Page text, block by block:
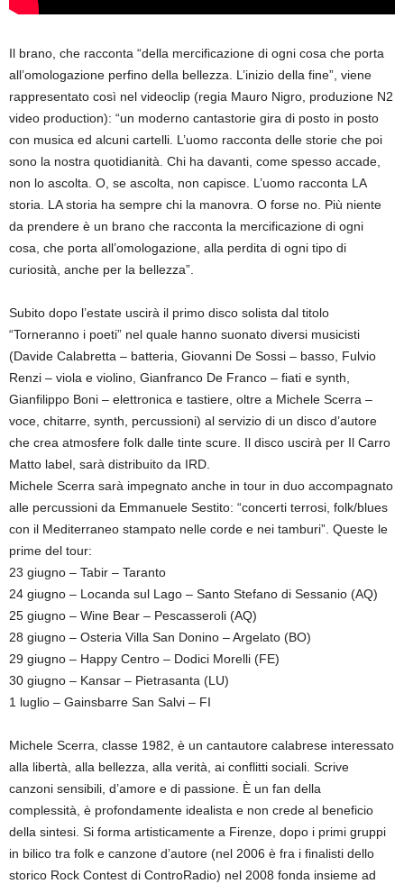
Il brano, che racconta “della mercificazione di ogni cosa che porta
all’omologazione perfino della bellezza. L’inizio della fine”, viene
rappresentato così nel videoclip (regia Mauro Nigro, produzione N2
video production): “un moderno cantastorie gira di posto in posto
con musica ed alcuni cartelli. L’uomo racconta delle storie che poi
sono la nostra quotidianità. Chi ha davanti, come spesso accade,
non lo ascolta. O, se ascolta, non capisce. L’uomo racconta LA
storia. LA storia ha sempre chi la manovra. O forse no. Più niente
da prendere è un brano che racconta la mercificazione di ogni
cosa, che porta all’omologazione, alla perdita di ogni tipo di
curiosità, anche per la bellezza”.
Subito dopo l’estate uscirà il primo disco solista dal titolo
“Torneranno i poeti” nel quale hanno suonato diversi musicisti
(Davide Calabretta – batteria, Giovanni De Sossi – basso, Fulvio
Renzi – viola e violino, Gianfranco De Franco – fiati e synth,
Gianfilippo Boni – elettronica e tastiere, oltre a Michele Scerra –
voce, chitarre, synth, percussioni) al servizio di un disco d’autore
che crea atmosfere folk dalle tinte scure. Il disco uscirà per Il Carro
Matto label, sarà distribuito da IRD.
Michele Scerra sarà impegnato anche in tour in duo accompagnato
alle percussioni da Emmanuele Sestito: “concerti terrosi, folk/blues
con il Mediterraneo stampato nelle corde e nei tamburi”. Queste le
prime del tour:
23 giugno – Tabir – Taranto
24 giugno – Locanda sul Lago – Santo Stefano di Sessanio (AQ)
25 giugno – Wine Bear – Pescasseroli (AQ)
28 giugno – Osteria Villa San Donino – Argelato (BO)
29 giugno – Happy Centro – Dodici Morelli (FE)
30 giugno – Kansar – Pietrasanta (LU)
1 luglio – Gainsbarre San Salvi – FI
Michele Scerra, classe 1982, è un cantautore calabrese interessato
alla libertà, alla bellezza, alla verità, ai conflitti sociali. Scrive
canzoni sensibili, d’amore e di passione. È un fan della
complessità, è profondamente idealista e non crede al beneficio
della sintesi. Si forma artisticamente a Firenze, dopo i primi gruppi
in bilico tra folk e canzone d’autore (nel 2006 è fra i finalisti dello
storico Rock Contest di ControRadio) nel 2008 fonda insieme ad